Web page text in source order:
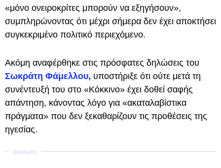
«μόνο ονειροκρίτες μπορούν να εξηγήσουν»,
συμπληρώνοντας ότι μέχρι σήμερα δεν έχει αποκτήσει
συγκεκριμένο πολιτικό περιεχόμενο.
Ακόμη αναφέρθηκε στις πρόσφατες δηλώσεις του
Σωκράτη Φάμελλου, υποστήριξε ότι ούτε μετά τη
συνέντευξή του στο «Κόκκινο» έχει δοθεί σαφής
απάντηση, κάνοντας λόγο για «ακαταλαβίστικα
πράγματα» που δεν ξεκαθαρίζουν τις προθέσεις της
ηγεσίας.